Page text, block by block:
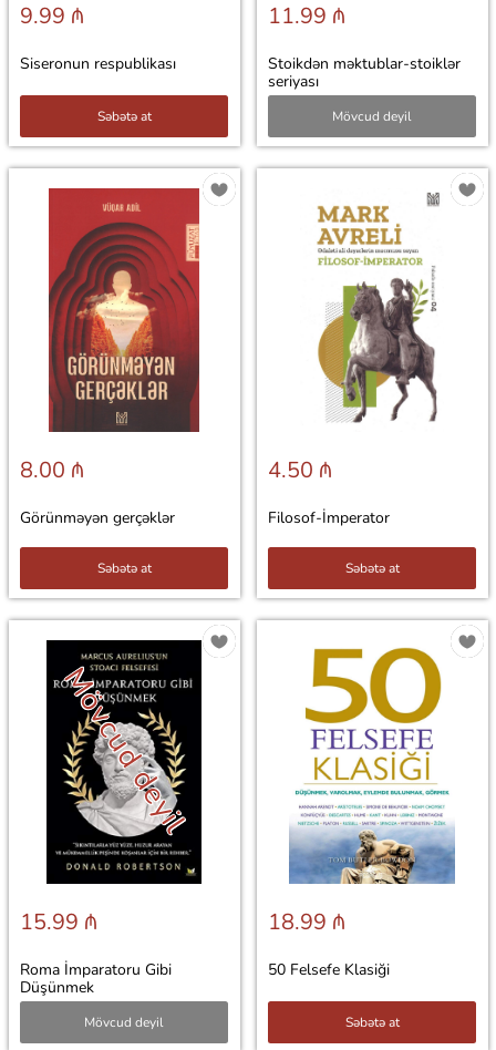
9.99 ₼
Siseronun respublikası
Səbətə at
11.99 ₼
Stoikdən məktublar-stoiklər
seriyası
Mövcud deyil
8.00 ₼
Görünməyən gerçəklər
Səbətə at
4.50 ₼
Filosof-İmperator
Səbətə at
Mövcud deyil
15.99 ₼
Roma İmparatoru Gibi
Düşünmek
Mövcud deyil
18.99 ₼
50 Felsefe Klasiği
Səbətə at